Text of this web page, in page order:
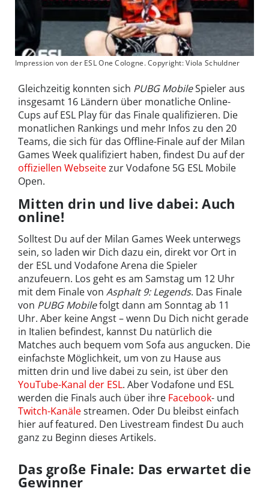
Impression von der ESL One Cologne. Copyright: Viola Schuldner
Gleichzeitig konnten sich PUBG MobileSpieler aus
insgesamt 16 Ländern über monatliche Online-
Cups auf ESL Play für das Finale qualifizieren. Die
monatlichen Rankings und mehr Infos zu den 20
Teams, die sich für das Offline-Finale auf der Milan
Games Week qualifiziert haben, findest Du auf der
offiziellen Webseitezur Vodafone 5G ESL Mobile
Open.
Mitten drin und live dabei: Auch
online!
Solltest Du auf der Milan Games Week unterwegs
sein, so laden wir Dich dazu ein, direkt vor Ort in
der ESL und Vodafone Arena die Spieler
anzufeuern. Los geht es am Samstag um 12 Uhr
mit dem Finale von Asphalt 9: Legends. Das Finale
von PUBG Mobilefolgt dann am Sonntag ab 11
Uhr. Aber keine Angst – wenn Du Dich nicht gerade
in Italien befindest, kannst Du natürlich die
Matches auch bequem vom Sofa aus angucken. Die
einfachste Möglichkeit, um von zu Hause aus
mitten drin und live dabei zu sein, ist über den
YouTube-Kanal der ESL. Aber Vodafone und ESL
werden die Finals auch über ihre Facebook- und
Twitch-Kanälestreamen. Oder Du bleibst einfach
hier auf featured. Den Livestream findest Du auch
ganz zu Beginn dieses Artikels.
Das große Finale: Das erwartet die
Gewinner